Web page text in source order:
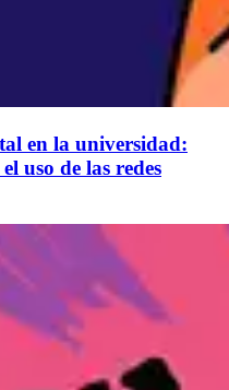
en la universidad:
uso de las redes